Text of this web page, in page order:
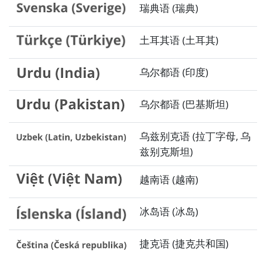
瑞典语 (瑞典)
土耳其语 (土耳其)
乌尔都语 (印度)
乌尔都语 (巴基斯坦)
乌兹别克语 (拉丁字母, 乌
兹别克斯坦)
越南语 (越南)
冰岛语 (冰岛)
捷克语 (捷克共和国)